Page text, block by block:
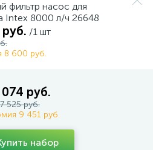
фильтр насос для
Intex 8000 л/ч 26648
/1 шт
8 600 руб.
руб.
525 руб.
9 451 руб.
набор